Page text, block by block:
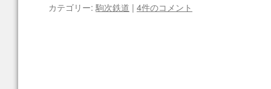
カテゴリー: 駒次鉄道 | 4件のコメント